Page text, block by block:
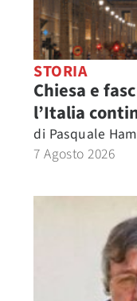
STORIA
Chiesa e
l’Italia
di Pasquale
7 Agosto 2026